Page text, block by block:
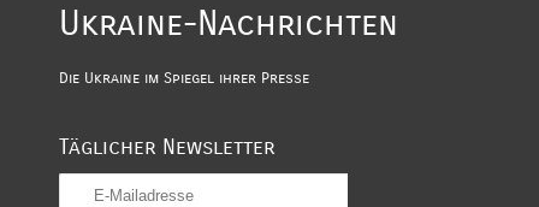
Ukraine-Nachrichten
Die Ukraine im Spiegel ihrer Presse
Täglicher Newsletter